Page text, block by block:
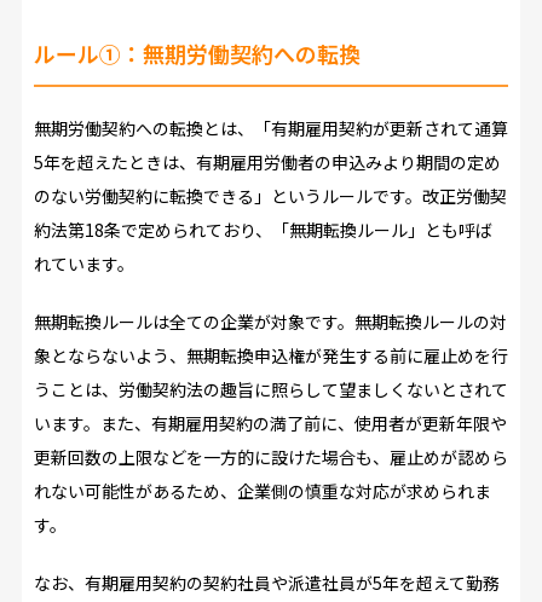
ルール①：無期労働契約への転換
無期労働契約への転換とは、「有期雇用契約が更新されて通算
5年を超えたときは、有期雇用労働者の申込みより期間の定め
のない労働契約に転換できる」というルールです。改正労働契
約法第18条で定められており、「無期転換ルール」とも呼ば
れています。
無期転換ルールは全ての企業が対象です。無期転換ルールの対
象とならないよう、無期転換申込権が発生する前に雇止めを行
うことは、労働契約法の趣旨に照らして望ましくないとされて
います。また、有期雇用契約の満了前に、使用者が更新年限や
更新回数の上限などを一方的に設けた場合も、雇止めが認めら
れない可能性があるため、企業側の慎重な対応が求められま
す。
なお、有期雇用契約の契約社員や派遣社員が5年を超えて勤務